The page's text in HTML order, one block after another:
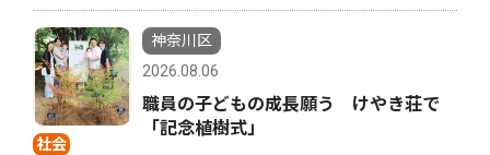
社会
神奈川区
2026.08.06
職員の子どもの成長願う けやき荘で
「記念植樹式」